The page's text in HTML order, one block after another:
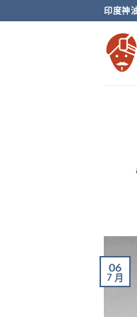
to
印度神
06
7 月